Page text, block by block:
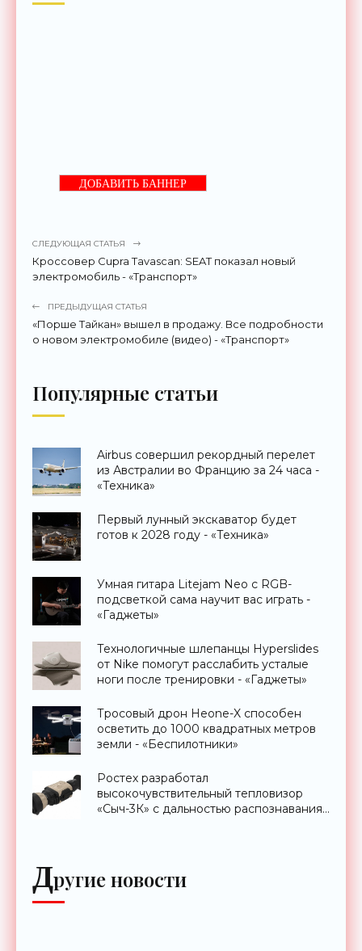
ДОБАВИТЬ БАННЕР
СЛЕДУЮЩАЯ СТАТЬЯ
Кроссовер Cupra Tavascan: SEAT показал новый
электромобиль - «Транспорт»
ПРЕДЫДУЩАЯ СТАТЬЯ
«Порше Тайкан» вышел в продажу. Все подробности
о новом электромобиле (видео) - «Транспорт»
Популярные статьи
Airbus совершил рекордный перелет
из Австралии во Францию за 24 часа -
«Техника»
Первый лунный экскаватор будет
готов к 2028 году - «Техника»
Умная гитара Litejam Neo с RGB-
подсветкой сама научит вас играть -
«Гаджеты»
Технологичные шлепанцы Hyperslides
от Nike помогут расслабить усталые
ноги после тренировки - «Гаджеты»
Тросовый дрон Heone-X способен
осветить до 1000 квадратных метров
земли - «Беспилотники»
Ростех разработал
высокочувствительный тепловизор
«Сыч-3К» с дальностью распознавания
Другие новости